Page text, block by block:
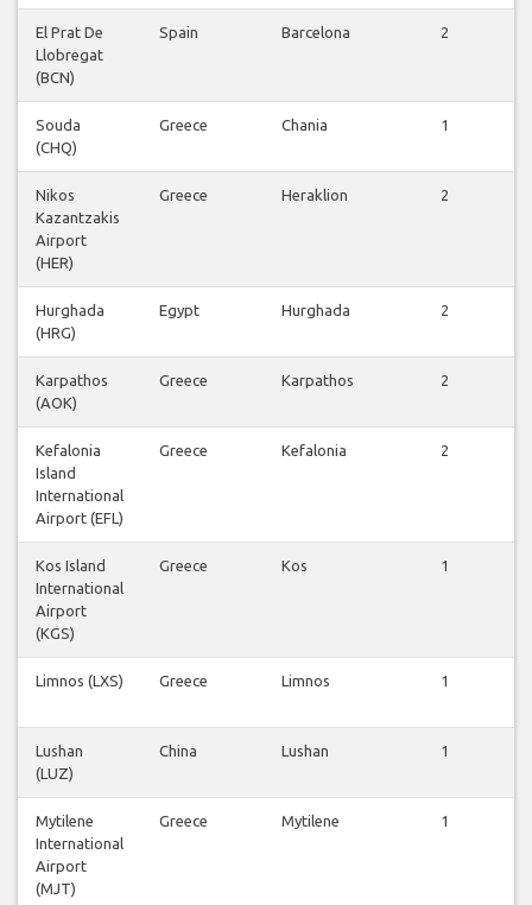
El Prat De
Llobregat
(BCN)
Spain Barcelona 2
Souda
(CHQ)
Greece Chania 1
Nikos
Kazantzakis
Airport
(HER)
Greece Heraklion 2
Hurghada
(HRG)
Egypt Hurghada 2
Karpathos
(AOK)
Greece Karpathos 2
Kefalonia
Island
International
Airport (EFL)
Greece Kefalonia 2
Kos Island
International
Airport
(KGS)
Greece Kos 1
Limnos (LXS) Greece Limnos 1
Lushan
(LUZ)
China Lushan 1
Mytilene
International
Airport
(MJT)
Greece Mytilene 1